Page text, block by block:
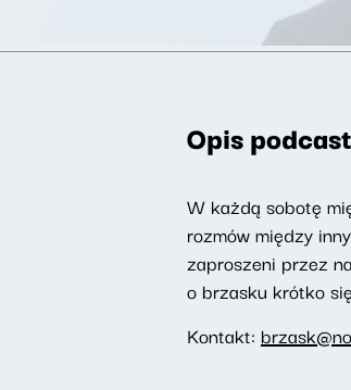
Opis
W każdą sobotę
rozmów między
zaproszeni przez
o brzasku krótko
Kontakt: